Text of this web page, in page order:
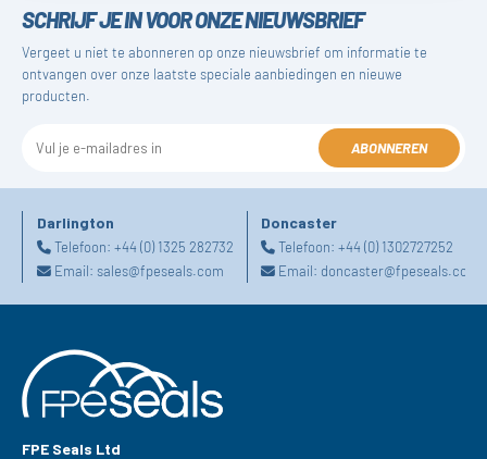
SCHRIJF JE IN VOOR ONZE NIEUWSBRIEF
Vergeet u niet te abonneren op onze nieuwsbrief om informatie te
ontvangen over onze laatste speciale aanbiedingen en nieuwe
producten.
ABONNEREN
Darlington
Telefoon: +44 (0) 1325 282732
Email: sales@fpeseals.com
Doncaster
Telefoon:+44 (0) 1302727252
Email: doncaster@fpeseals.com
FPE Seals Ltd